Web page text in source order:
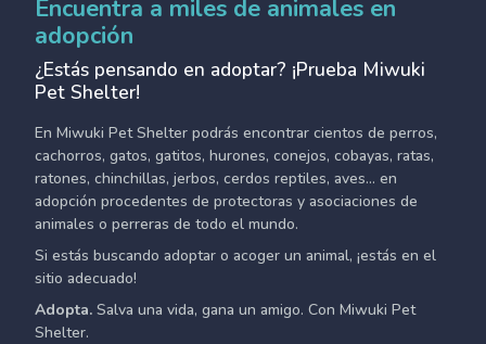
Encuentra a miles de animales en
adopción
¿Estás pensando en adoptar? ¡Prueba Miwuki
Pet Shelter!
En Miwuki Pet Shelter podrás encontrar cientos de perros,
cachorros, gatos, gatitos, hurones, conejos, cobayas, ratas,
ratones, chinchillas, jerbos, cerdos reptiles, aves... en
adopción procedentes de protectoras y asociaciones de
animales o perreras de todo el mundo.
Si estás buscando adoptar o acoger un animal, ¡estás en el
sitio adecuado!
Adopta. Salva una vida, gana un amigo. Con Miwuki Pet
Shelter.